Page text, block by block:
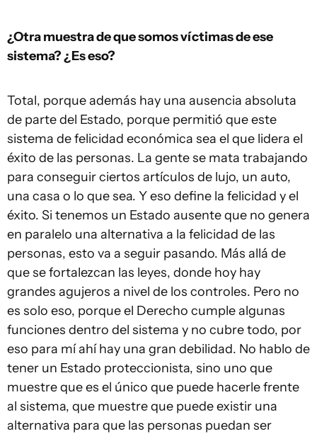
¿Otra muestra de que somos víctimas de ese
sistema? ¿Es eso?
Total, porque además hay una ausencia absoluta
de parte del Estado, porque permitió que este
sistema de felicidad económica sea el que lidera el
éxito de las personas. La gente se mata trabajando
para conseguir ciertos artículos de lujo, un auto,
una casa o lo que sea. Y eso define la felicidad y el
éxito. Si tenemos un Estado ausente que no genera
en paralelo una alternativa a la felicidad de las
personas, esto va a seguir pasando. Más allá de
que se fortalezcan las leyes, donde hoy hay
grandes agujeros a nivel de los controles. Pero no
es solo eso, porque el Derecho cumple algunas
funciones dentro del sistema y no cubre todo, por
eso para mí ahí hay una gran debilidad. No hablo de
tener un Estado proteccionista, sino uno que
muestre que es el único que puede hacerle frente
al sistema, que muestre que puede existir una
alternativa para que las personas puedan ser